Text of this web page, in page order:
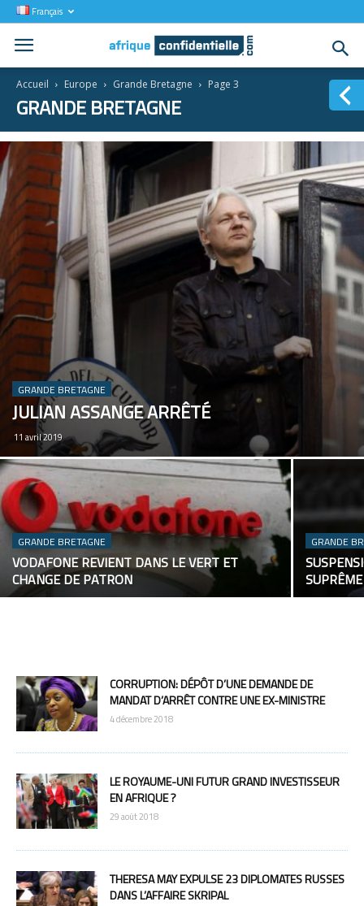
Français
Accueil Europe Grande Bretagne Page 3
GRANDE BRETAGNE
GRANDE BRETAGNE
JULIAN ASSANGE ARRÊTÉ
11 avril 2019
GRANDE BRETAGNE
VODAFONE REVIENT DANS LE VERT ET
CHANGE DE PATRON
GRANDE
CORRUPTION: DÉPÔT D’UNE DEMANDE DE
MANDAT D’ARRÊT CONTRE UNE EX-MINISTRE
4 décembre 2018
LE ROYAUME-UNI FUTUR GRAND INVESTISSEUR
EN AFRIQUE ?
29 août 2018
THERESA MAY EXPULSE 23 DIPLOMATES RUSSES
DANS L’AFFAIRE SKRIPAL